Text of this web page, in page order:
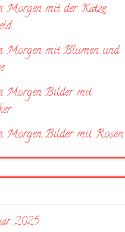
Morgen mit der Katze
Morgen mit Blumen und
Morgen Bilder mit
Morgen Bilder mit Rosen
2025